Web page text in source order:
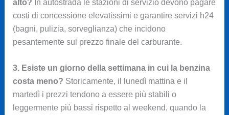
alto? In autostrada le stazioni di servizio devono pagare
costi di concessione elevatissimi e garantire servizi h24
(bagni, pulizia, sorveglianza) che incidono
pesantemente sul prezzo finale del carburante.
3. Esiste un giorno della settimana in cui la benzina
costa meno? Storicamente, il lunedì mattina e il
martedì i prezzi tendono a essere più stabili o
leggermente più bassi rispetto al weekend, quando la